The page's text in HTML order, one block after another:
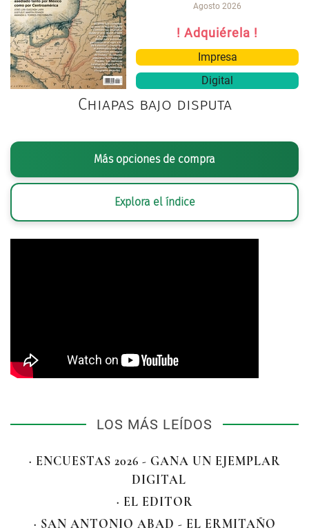
Agosto 2026
! Adquiérela !
Impresa
Digital
Chiapas bajo disputa
Más opciones de compra
Explora el índice
LOS MÁS LEÍDOS
· ENCUESTAS 2026 - GANA UN EJEMPLAR
DIGITAL
· EL EDITOR
· SAN ANTONIO ABAD - EL ERMITAÑO